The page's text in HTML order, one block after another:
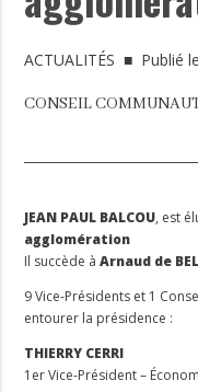
ACTUALITÉS ■ Publié
CONSEIL
JEAN PAUL BALCOU, est
agglomération
Il succède àArnaud de
9 Vice-Présidents et 1
entourer la présidence :
THIERRY CERRI
1er Vice-Président –